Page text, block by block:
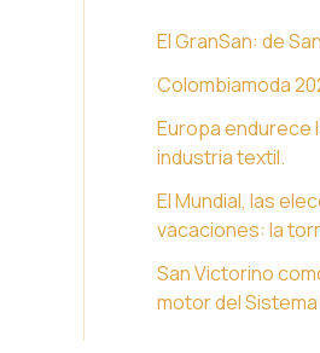
El GranSan: de
Colombiamoda
Europa endurece
industria textil.
El Mundial, las
vacaciones: la
San Victorino
motor del